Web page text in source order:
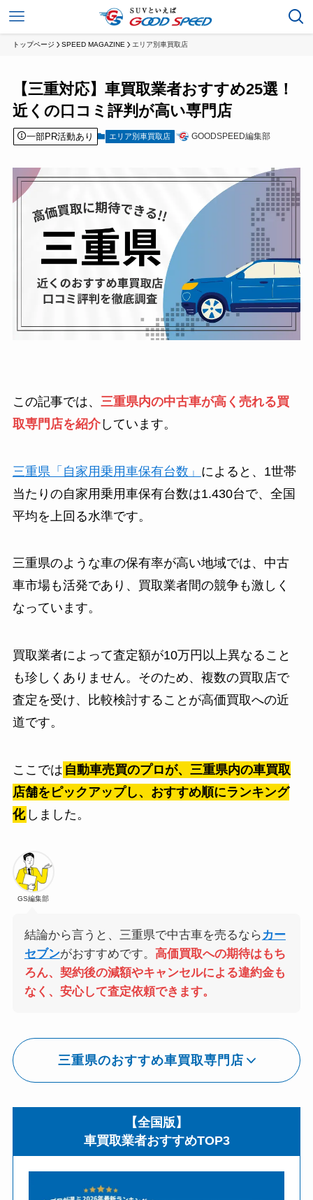
トップページ SPEED MAGAZINE エリア別車買取店
【三重対応】車買取業者おすすめ25選！
近くの口コミ評判が高い専門店
一部PR活動あり エリア別車買取店 GOODSPEED編集部
この記事では、 三重県内の中古車が高く売れる買
取専門店を紹介しています。
三重県「自家用乗用車保有台数」 によると、1世帯
当たりの自家用乗用車保有台数は1.430台で、全国
平均を上回る水準です。
三重県のような車の保有率が高い地域では、中古
車市場も活発であり、買取業者間の競争も激しく
なっています。​
買取業者によって査定額が10万円以上異なること
も珍しくありません。そのため、複数の買取店で
査定を受け、比較検討することが高価買取への近
道です。​
ここでは 自動車売買のプロが、三重県内の車買取
店舗をピックアップし、おすすめ順にランキング
化 しました。
GS編集部
結論から言うと、三重県で中古車を売るならカー
セブンがおすすめです。 高価買取への期待はもち
ろん、契約後の減額やキャンセルによる違約金も
なく、安心して査定依頼できます。
三重県のおすすめ車買取専門店
【全国版】
車買取業者おすすめTOP3